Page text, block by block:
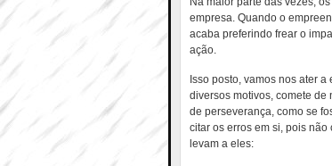
empresa. Quando o
acaba preferindo frear o
ação.
Isso posto, vamos nos ater
diversos motivos, comete de
de perseverança, como se
citar os erros em si, pois
levam a eles: